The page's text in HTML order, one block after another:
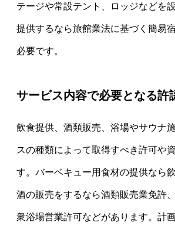
テージや常設テント、ロッジなどを
提供するなら旅館業法に基づく簡易
必要です。
サービス内容で必要となる許
飲食提供、酒類販売、浴場やサウナ
スの種類によって取得すべき許可や
す。バーベキュー用食材の提供なら
酒の販売をするなら酒類販売業免許
衆浴場営業許可などがあります。計